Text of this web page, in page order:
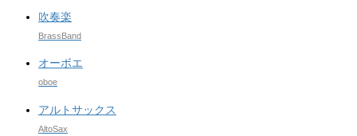
吹奏楽
BrassBand
オーボエ
oboe
アルトサックス
AltoSax